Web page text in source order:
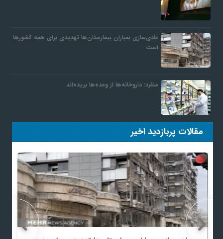
عادی‌سازی بمباران بیمارستان‌ها تهدیدی برای همه کشورها
است
منفرد: داروخانه‌ها از وعده‌ها بریده‌اند
مقالات پربازدید اخیر